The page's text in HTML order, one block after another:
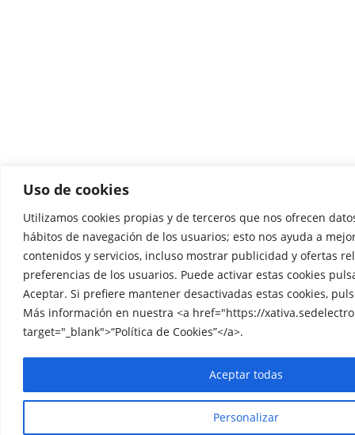
Uso de cookies
Utilizamos cookies propias y de terceros que nos ofrecen
hábitos de navegación de los usuarios; esto nos ayuda a
contenidos y servicios, incluso mostrar publicidad y ofertas
preferencias de los usuarios. Puede activar estas cookies
Aceptar. Si prefiere mantener desactivadas estas cookies,
Más información en nuestra <a href="https://
target="_blank">“Política de Cookies”</a>.
Personalizar
Aceptar todas